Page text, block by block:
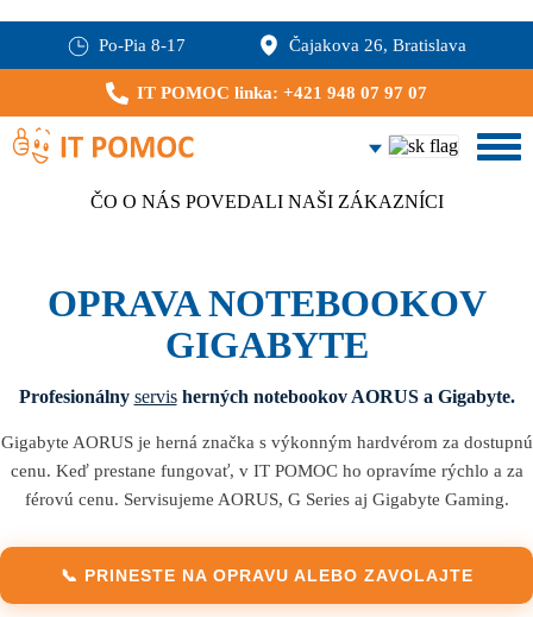
Čajakova 26, Bratislava
Po-Pia 8-17
IT POMOC linka: +421 948 07 97 07
ČO O NÁS POVEDALI NAŠI ZÁKAZNÍCI
OPRAVA NOTEBOOKOV
GIGABYTE
Profesionálny servisherných notebookov AORUS a Gigabyte.
Gigabyte AORUS je herná značka s výkonným hardvérom za dostupnú
cenu. Keď prestane fungovať, v IT POMOC ho opravíme rýchlo a za
férovú cenu. Servisujeme AORUS, G Series aj Gigabyte Gaming.
📞 PRINESTE NA OPRAVU ALEBO ZAVOLAJTE